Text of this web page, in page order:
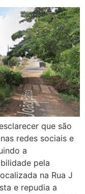
que são
redes sociais e
a
pela
na Rua J
e repudia a